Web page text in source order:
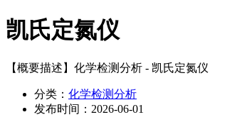
凯氏定氮仪
【概要描述】 化学检测分析 - 凯氏定氮仪
分类： 化学检测分析
发布时间： 2026-06-01